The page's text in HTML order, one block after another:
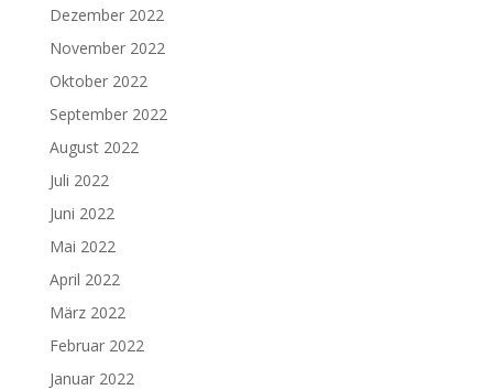
Dezember 2022
November 2022
Oktober 2022
September 2022
August 2022
Juli 2022
Juni 2022
Mai 2022
April 2022
März 2022
Februar 2022
Januar 2022